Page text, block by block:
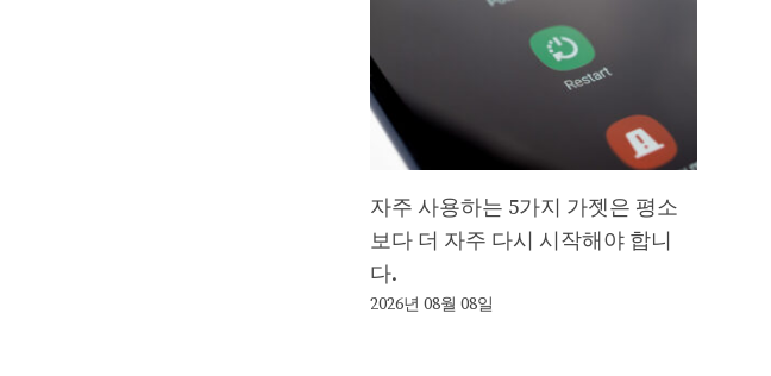
자주 사용하는 5가지 가젯은 평소
보다 더 자주 다시 시작해야 합니
다.
2026년 08월 08일